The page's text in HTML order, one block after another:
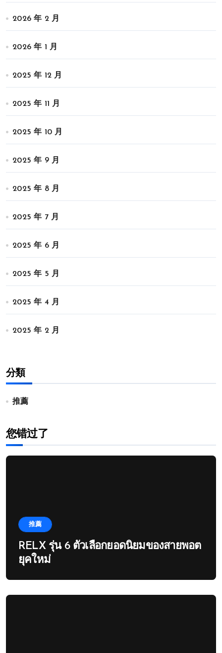
2026 年 2 月
2026 年 1 月
2025 年 12 月
2025 年 11 月
2025 年 10 月
2025 年 9 月
2025 年 8 月
2025 年 7 月
2025 年 6 月
2025 年 5 月
2025 年 4 月
2025 年 2 月
分類
推薦
您错过了
推薦
RELX รุ่น 6 ตัวเลือกยอดนิยมของสายพอต
ยุคใหม่